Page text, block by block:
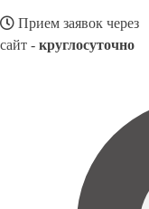
Прием заявок через
сайт - круглосуточно